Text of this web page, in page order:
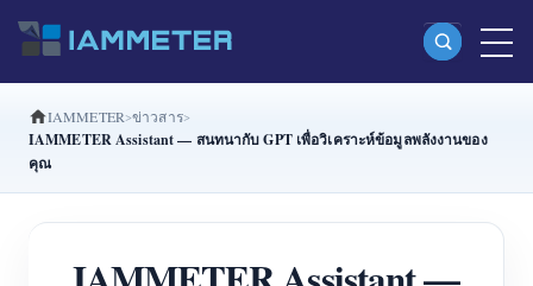
ผลิตภัณฑ์
มิเตอร์พลังงาน Wi-Fi แบบ Split Phase (WEM2067)
มิเตอร์พลังงาน Wi-Fi สามเฟส (WEM3080T)
IAMMETER ข่าวสาร
IAMMETER Assistant — สนทนากับ GPT เพื่อวิเคราะห์ข้อมูลพลังงานของ
คุณ